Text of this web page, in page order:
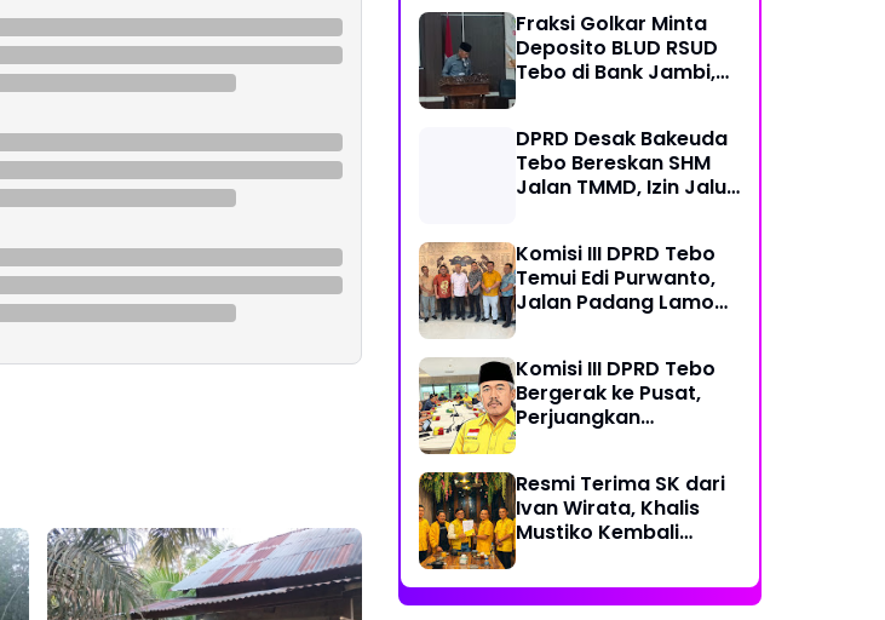
Jambi
Fraksi Golkar Minta
Deposito BLUD RSUD
Tebo di Bank Jambi,
Perintis
DPRD Desak Bakeuda
Tebo Bereskan SHM
Jalan TMMD, Izin Jalur
Komisi III DPRD Tebo
Temui Edi Purwanto,
Jalan Padang Lamo
Komisi III DPRD Tebo
Bergerak ke Pusat,
Perjuangkan
Resmi Terima SK dari
Ivan Wirata, Khalis
Mustiko Kembali
Liga Marisa Jadi
Sekretaris